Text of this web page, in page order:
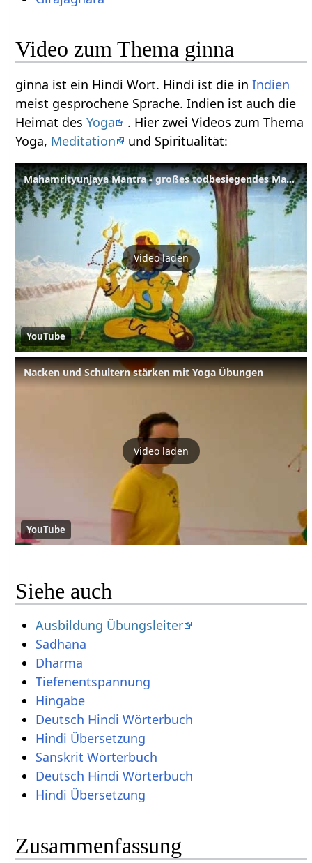
Video zum Thema ginna
ginna ist ein Hindi Wort. Hindi ist die inIndien
meist gesprochene Sprache. Indien ist auch die
Heimat desYoga
. Hier zwei Videos zum Thema
Yoga, Meditation und Spiritualität:
Mahamrityunjaya Mantra - großes todbesiegendes Mantra - Sanskrit Lexikon
Video laden
YouTube
Nacken und Schultern stärken mit Yoga Übungen
Video laden
YouTube
Siehe auch
Ausbildung Übungsleiter
Sadhana
Dharma
Tiefenentspannung
Hingabe
Deutsch Hindi Wörterbuch
Hindi Übersetzung
Sanskrit Wörterbuch
Deutsch Hindi Wörterbuch
Hindi Übersetzung
Zusammenfassung